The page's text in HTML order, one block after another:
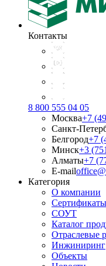
Контакты
8 800 555 04 05
Москва+7
Санкт-
Белгород+7
Минск+3
Алматы+7
E-mail
Категория
О компании
Сертификаты
СОУТ
Каталог
Отраслевые
Инжиниринг
Объекты